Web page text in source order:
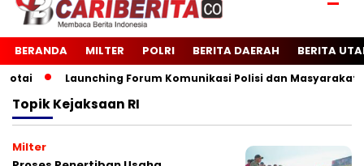
BERANDA MILTER POLRI BERITA DAERAH BERITA
Launching Forum Komunikasi Polisi dan Masyarakat
TopikKejaksaan RI
Milter